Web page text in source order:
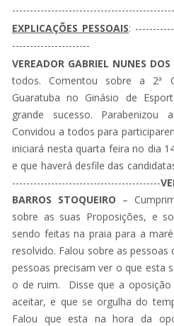
EXPLICAÇÕES PESSOAIS:
----------------------
VEREADOR GABRIEL NUNES
todos. Comentou sobre a 2ª
Guaratuba no Ginásio de
grande sucesso. Parabenizou
Convidou a todos para
iniciará nesta quarta feira no dia
e que haverá desfile das
------------------------------------------
BARROS STOQUEIRO –
sobre as suas Proposições, e
sendo feitas na praia para a
resolvido. Falou sobre as
pessoas precisam ver o que esta
o de ruim. Disse que a
aceitar, e que se orgulha do
Falou que esta na hora da